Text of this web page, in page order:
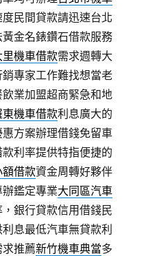
民間貸款請迅速台北
金名錶鑽石借款服務
里機車借款需求週轉大
專家工作難找想當老
業加盟超商緊急和地
東機車借款利息廣大的
方案辦理借錢免留車
利率提供特指便捷的
額借款資金周轉好夥伴
鑑定專業大同區汽車
銀行貸款信用借錢民
息最低汽車無貸款利
求推薦新竹機車典當多